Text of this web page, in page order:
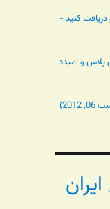
دریافت کنید -
و امبدد
ایران